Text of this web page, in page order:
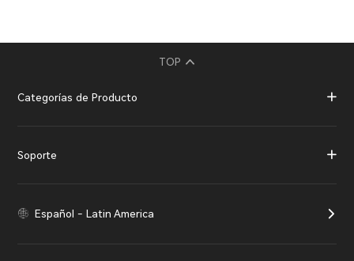
TOP
Categorías de Producto
Soporte
Español - Latin America